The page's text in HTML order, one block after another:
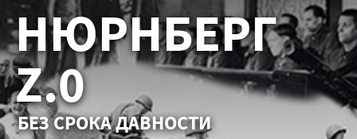
НЮРНБЕРГ
Z.0
БЕЗ СРОКА ДАВНОСТИ